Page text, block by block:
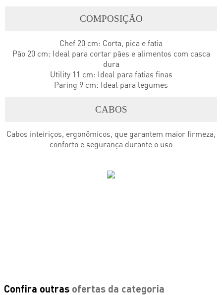
COMPOSIÇÃO
Chef 20 cm: Corta, pica e fatia
Pão 20 cm: Ideal para cortar pães e alimentos com casca
dura
Utility 11 cm: Ideal para fatias finas
Paring 9 cm: Ideal para legumes
CABOS
Cabos inteiriços, ergonômicos, que garantem maior firmeza,
conforto e segurança durante o uso
Confira outras ofertas da categoria